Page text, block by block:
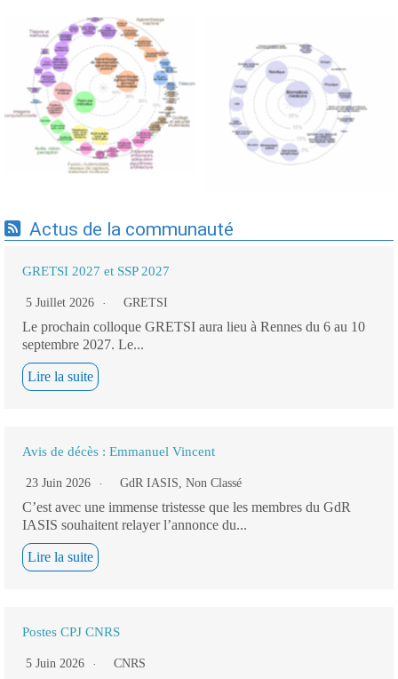
Expertises du GdR -
cartographie par Axes -
19/09/2025
Expertises du GdR -
cartographie par mots-clés
applicatifs - 19/09/2025
Actus de la communauté
GRETSI 2027 et SSP 2027
5 Juillet 2026 GRETSI
Le prochain colloque GRETSI aura lieu à Rennes du 6 au 10
septembre 2027. Le...
Lire la suite
Avis de décès : Emmanuel Vincent
23 Juin 2026 GdR IASIS, Non Classé
C’est avec une immense tristesse que les membres du GdR
IASIS souhaitent relayer l’annonce du...
Lire la suite
Postes CPJ CNRS
5 Juin 2026 CNRS